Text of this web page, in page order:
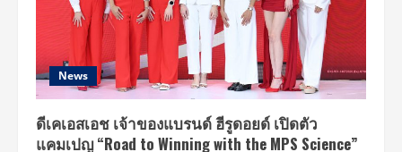
ลึกลับ
พร้อม
แล้ว
จะ
จุด
ชาว
ร็
ให้
ลุก
เป็น
News
ดีเคเอสเอช เจ้าของแบรนด์ ฮีรูดอยด์ เปิดตัว
แคมเปญ “Road to Winning with the MPS Science”